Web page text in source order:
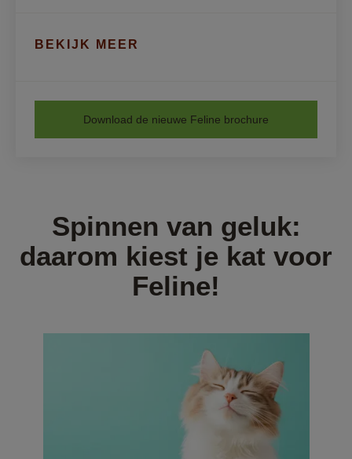
BEKIJK MEER
Download de nieuwe Feline brochure
Spinnen van geluk:
daarom kiest je kat voor
Feline!